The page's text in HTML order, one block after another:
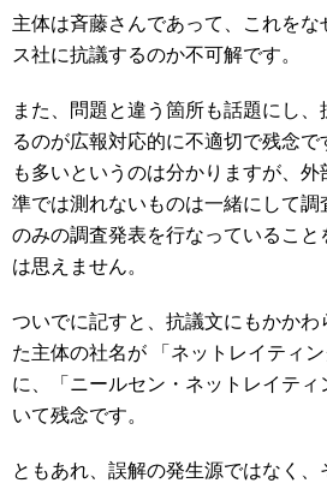
主体は斉藤さんであって、これを
ス社に抗議するのか不可解です。
また、問題と違う箇所も話題にし
るのが広報対応的に不適切で残念で
も多いというのは分かりますが、
準では測れないものは一緒にして調
のみの調査発表を行なっていること
は思えません。
ついでに記すと、抗議文にもかかわ
た主体の社名が 「ネットレイティ
に、「ニールセン・ネットレイティ
いて残念です。
ともあれ、誤解の発生源ではなく、